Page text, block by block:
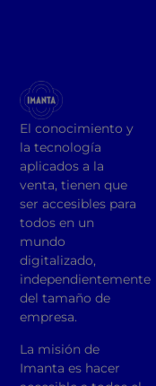
El conocimiento y
la tecnología
aplicados a la
venta, tienen que
ser accesibles para
todos en un
mundo
digitalizado,
independientemente
del tamaño de
empresa.
La misión de
Imanta es hacer